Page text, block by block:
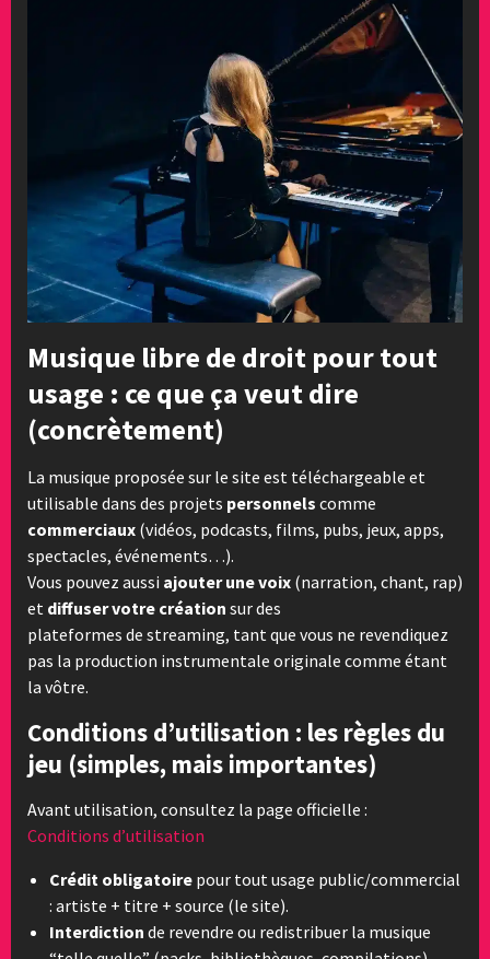
Musique libre de droit pour tout
usage : ce que ça veut dire
(concrètement)
La musique proposée sur le site est téléchargeable et
utilisable dans des projets personnels comme
commerciaux (vidéos, podcasts, films, pubs, jeux, apps,
spectacles, événements…).
Vous pouvez aussi ajouter une voix (narration, chant, rap)
et diffuser votre création sur des
plateformes de streaming, tant que vous ne revendiquez
pas la production instrumentale originale comme étant
la vôtre.
Conditions d’utilisation : les règles du
jeu (simples, mais importantes)
Avant utilisation, consultez la page officielle :
Conditions d’utilisation
Crédit obligatoire pour tout usage public/commercial
: artiste + titre + source (le site).
Interdiction de revendre ou redistribuer la musique